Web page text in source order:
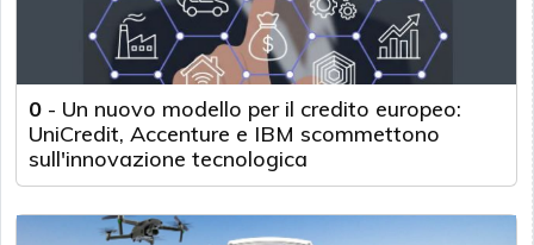
0 - Un nuovo modello per il credito europeo:
UniCredit, Accenture e IBM scommettono
sull'innovazione tecnologica